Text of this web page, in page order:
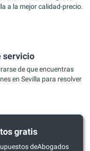
a la mejor calidad-precio.
servicio
de que encuentras
en Sevilla para resolver
gratis
deAbogados